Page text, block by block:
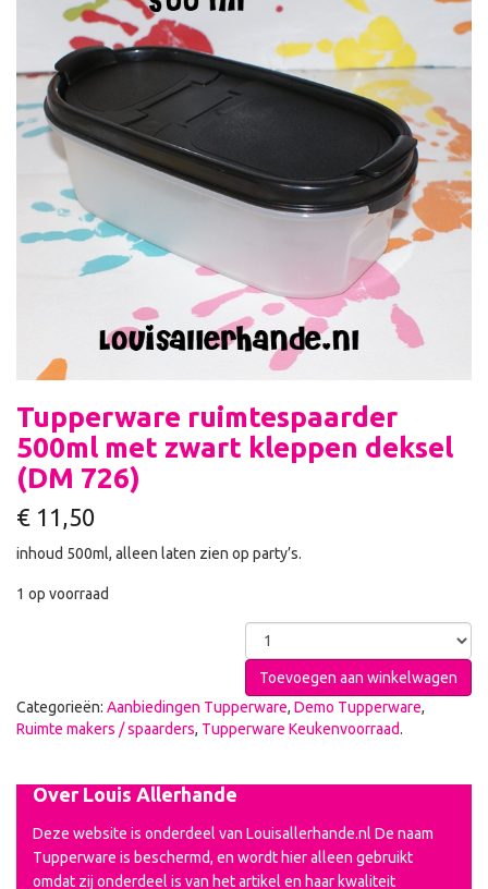
Tupperware ruimtespaarder
500ml met zwart kleppen deksel
(DM 726)
€ 11,50
inhoud 500ml, alleen laten zien op party’s.
1 op voorraad
Toevoegen aan winkelwagen
Categorieën: Aanbiedingen Tupperware, Demo Tupperware,
Ruimte makers / spaarders, Tupperware Keukenvoorraad.
Over Louis Allerhande
Deze website is onderdeel van Louisallerhande.nl De naam
Tupperware is beschermd, en wordt hier alleen gebruikt
omdat zij onderdeel is van het artikel en haar kwaliteit